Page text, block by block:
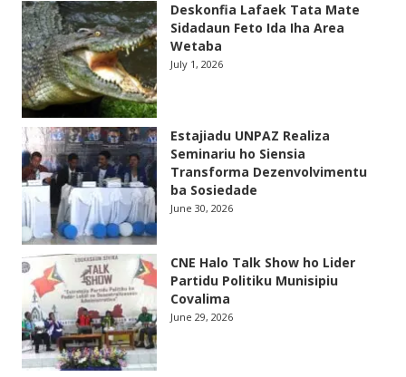
Deskonfia Lafaek Tata Mate
Sidadaun Feto Ida Iha Area
Wetaba
July 1, 2026
Estajiadu UNPAZ Realiza
Seminariu ho Siensia
Transforma Dezenvolvimentu
ba Sosiedade
June 30, 2026
CNE Halo Talk Show ho Lider
Partidu Politiku Munisipiu
Covalima
June 29, 2026